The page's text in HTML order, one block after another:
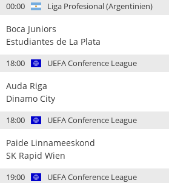
00:00 Liga Profesional (Argentinien)
Boca Juniors
Estudiantes de La Plata
18:00 UEFA Conference League
Auda Riga
Dinamo City
18:00 UEFA Conference League
Paide Linnameeskond
SK Rapid Wien
19:00 UEFA Conference League